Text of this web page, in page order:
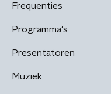
Frequenties
Programma's
Presentatoren
Muziek